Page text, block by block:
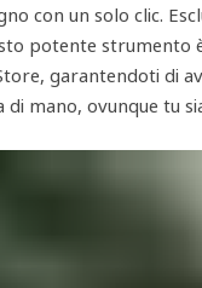
con un solo clic.
potente strumento
garantendoti di
mano, ovunque tu